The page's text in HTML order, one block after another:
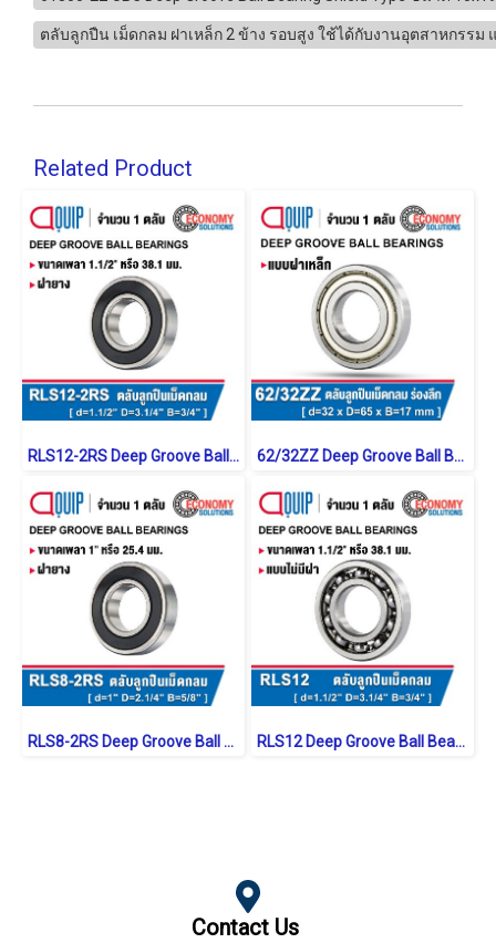
ตลับลูกปืน เม็ดกลม ฝาเหล็ก 2 ข้าง รอบสูง ใช้ได้กับงานอุตสาหกรรม
Related Product
RLS12-2RS Deep Groove Ball Bearings inch. Seal Type 62/32ZZ Deep Groove Ball Bearings Shield Type
RLS8-2RS Deep Groove Ball Bearings inch. Seal Type RLS12 Deep Groove Ball Bearings inch. Open Type
Contact Us